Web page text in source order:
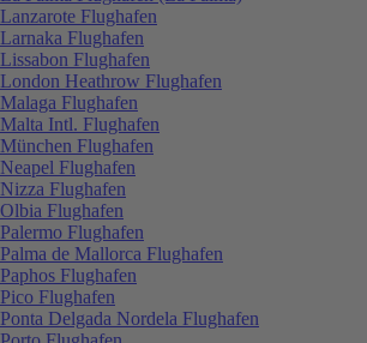
Lanzarote Flughafen
Larnaka Flughafen
Lissabon Flughafen
London Heathrow Flughafen
Malaga Flughafen
Malta Intl. Flughafen
München Flughafen
Neapel Flughafen
Nizza Flughafen
Olbia Flughafen
Palermo Flughafen
Palma de Mallorca Flughafen
Paphos Flughafen
Pico Flughafen
Ponta Delgada Nordela Flughafen